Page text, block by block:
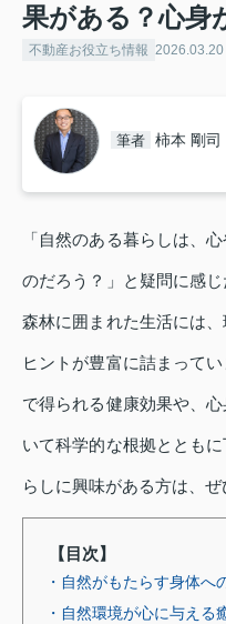
果がある？心身
不動産お役立ち情報 2026.03.20
筆者 柿本 剛司
「自然のある暮らしは、
のだろう？」と疑問に感
森林に囲まれた生活には
ヒントが豊富に詰まって
で得られる健康効果や、
いて科学的な根拠ととも
らしに興味がある方は、ぜ
【目次】
・自然がもたらす身体へ
・自然環境が心に与える